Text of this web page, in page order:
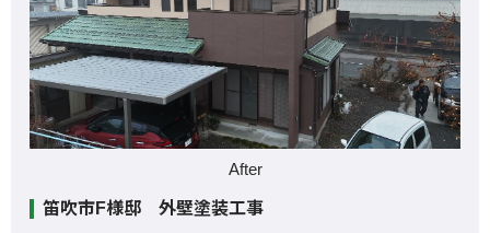
After
笛吹市F様邸 外壁塗装工事